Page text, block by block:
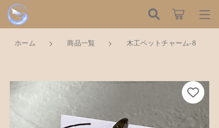
ホーム 商品一覧 木工ペットチャーム-8
カートに商品を追加しました
500円（税込）
ログイン / 会員登録
餌木キーホルダー
こだわり検索
子カテゴリ